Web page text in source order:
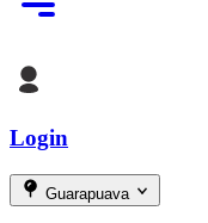
Login
Guarapuava